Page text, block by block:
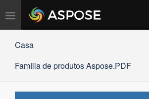
Alternar
navegação
Casa
Família de produtos Aspose.PDF